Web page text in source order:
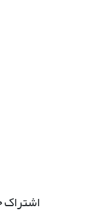
اشتراک